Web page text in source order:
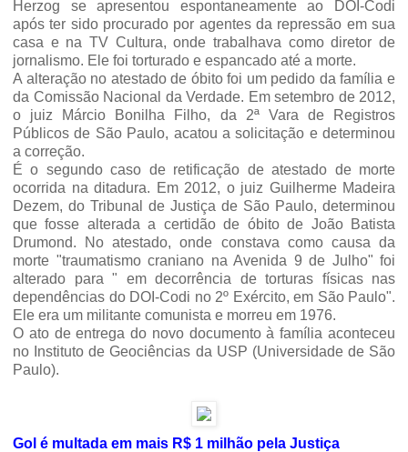
Herzog se apresentou espontaneamente ao DOI-Codi
após ter sido procurado por agentes da repressão em sua
casa e na TV Cultura, onde trabalhava como diretor de
jornalismo. Ele foi torturado e espancado até a morte.
A alteração no atestado de óbito foi um pedido da família e
da Comissão Nacional da Verdade. Em setembro de 2012,
o juiz Márcio Bonilha Filho, da 2ª Vara de Registros
Públicos de São Paulo, acatou a solicitação e determinou
a correção.
É o segundo caso de retificação de atestado de morte
ocorrida na ditadura. Em 2012, o juiz Guilherme Madeira
Dezem, do Tribunal de Justiça de São Paulo, determinou
que fosse alterada a certidão de óbito de João Batista
Drumond. No atestado, onde constava como causa da
morte "traumatismo craniano na Avenida 9 de Julho" foi
alterado para " em decorrência de torturas físicas nas
dependências do DOI-Codi no 2º Exército, em São Paulo".
Ele era um militante comunista e morreu em 1976.
O ato de entrega do novo documento à família aconteceu
no Instituto de Geociências da USP (Universidade de São
Paulo).
Gol é multada em mais R$ 1 milhão pela Justiça